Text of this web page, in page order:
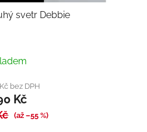
svetr Debbie
bez DPH
Kč
(až –55 %)